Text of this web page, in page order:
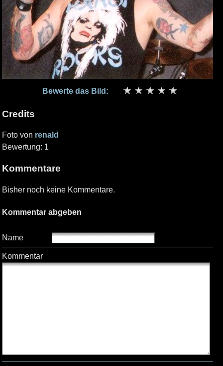
Bewerte das Bild:
Credits
Foto von renald
Bewertung: 1
Kommentare
Bisher noch keine Kommentare.
Kommentar abgeben
Name
Kommentar